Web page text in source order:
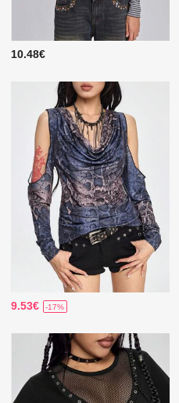
10.48€
9.53€ -17%